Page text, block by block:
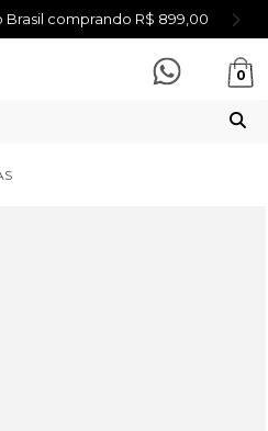
comprando R$ 899,00
0